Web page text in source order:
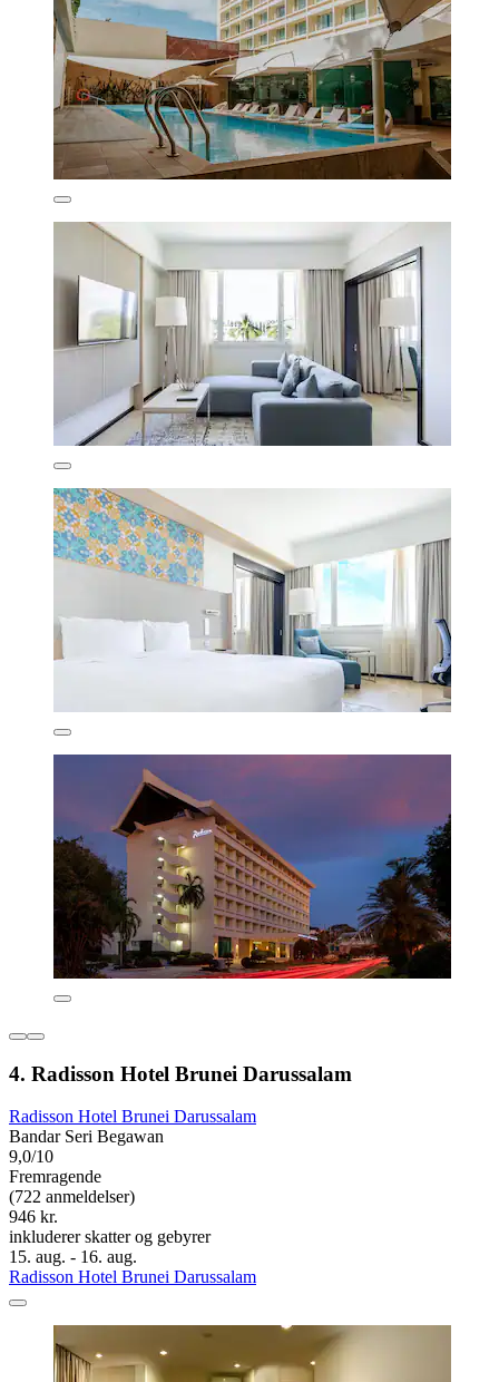
4. Radisson Hotel Brunei Darussalam
Radisson Hotel Brunei Darussalam
Bandar Seri Begawan
9,0/10
Fremragende
(722 anmeldelser)
946 kr.
inkluderer skatter og gebyrer
15. aug. - 16. aug.
Radisson Hotel Brunei Darussalam